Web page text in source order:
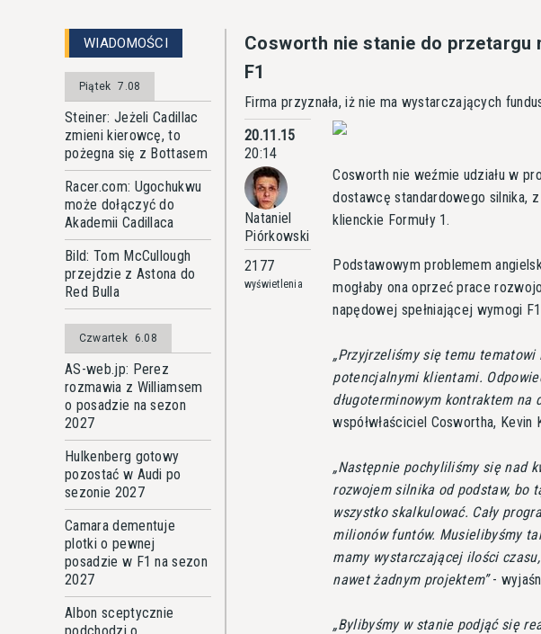
WIADOMOŚCI
Piątek 7.08
Steiner: Jeżeli Cadillac
zmieni kierowcę, to
pożegna się z Bottasem
Racer.com: Ugochukwu
może dołączyć do
Akademii Cadillaca
Bild: Tom McCullough
przejdzie z Astona do
Red Bulla
Czwartek 6.08
AS-web.jp: Perez
rozmawia z Williamsem
o posadzie na sezon
2027
Hulkenberg gotowy
pozostać w Audi po
sezonie 2027
Camara dementuje
plotki o pewnej
posadzie w F1 na sezon
2027
Albon sceptycznie
Cosworth nie stanie do
F1
Firma przyznała, iż nie ma wystarczających
20.11.15
20:14
Nataniel
Piórkowski
2177
wyświetlenia
Cosworth nie weźmie udziału w
dostawcę standardowego silnika,
klienckie Formuły 1.
Podstawowym problemem
mogłaby ona oprzeć prace
napędowej spełniającej wymogi
Przyjrzeliśmy się temu
potencjalnymi klientami.
długoterminowym kontraktem na
współwłaściciel Coswortha, Kevin
Następnie pochyliliśmy się nad
rozwojem silnika od podstaw, bo
wszystko skalkulować. Cały
milionów funtów. Musielibyśmy
mamy wystarczającej ilości
nawet żadnym projektem -
Bylibyśmy w stanie podjąć się